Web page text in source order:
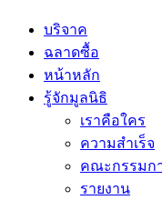
บริจาค
ฉลาดซื้อ
หน้าหลัก
รู้จักมูลนิธิ
เราคือใคร
ความสำเร็จ
คณะกรรมก
รายงาน